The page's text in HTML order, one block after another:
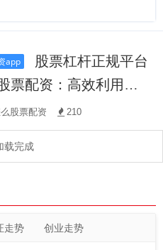
app
票配资：高效利用资
握股市机遇，实现财
股票配资 210
载完成
走势 创业走势